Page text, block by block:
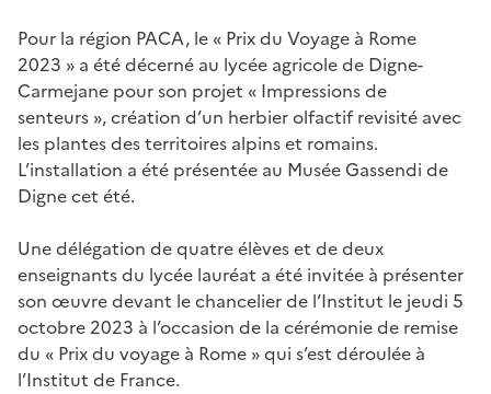
Pour la région PACA, le « Prix du Voyage à Rome
2023 » a été décerné au lycée agricole de Digne-
Carmejane pour son projet « Impressions de
senteurs », création d’un herbier olfactif revisité avec
les plantes des territoires alpins et romains.
L’installation a été présentée au Musée Gassendi de
Digne cet été.
Une délégation de quatre élèves et de deux
enseignants du lycée lauréat a été invitée à présenter
son œuvre devant le chancelier de l’Institut le jeudi 5
octobre 2023 à l’occasion de la cérémonie de remise
du « Prix du voyage à Rome » qui s’est déroulée à
l’Institut de France.